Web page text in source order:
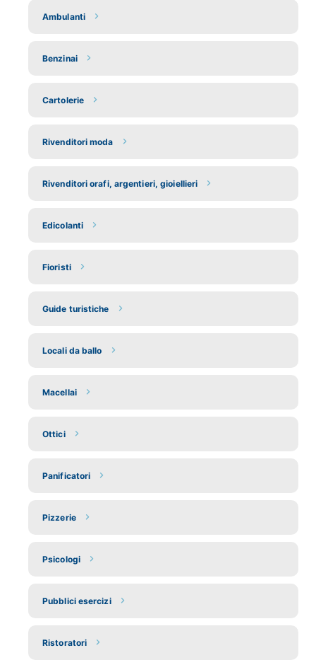
Ambulanti
Benzinai
Cartolerie
Rivenditori moda
Rivenditori orafi, argentieri, gioiellieri
Edicolanti
Fioristi
Guide turistiche
Locali da ballo
Macellai
Ottici
Panificatori
Pizzerie
Psicologi
Pubblici esercizi
Ristoratori